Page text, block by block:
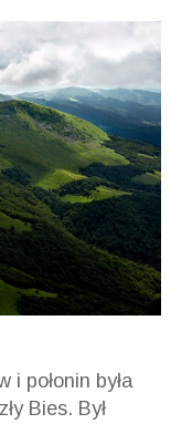
i połonin była
Bies. Był